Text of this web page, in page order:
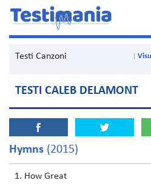
Testi Canzoni
TESTI CALEB DELAMONT
Hymns (2015)
How Great